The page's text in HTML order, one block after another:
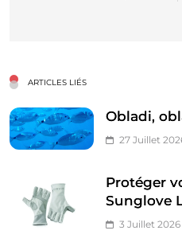
ARTICLES LIÉS
Obladi,
27 Juillet
Protéger
Sunglove
3 Juillet 2026